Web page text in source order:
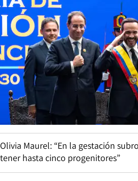
Olivia Maurel: “En la gestación
tener hasta cinco progenitores”